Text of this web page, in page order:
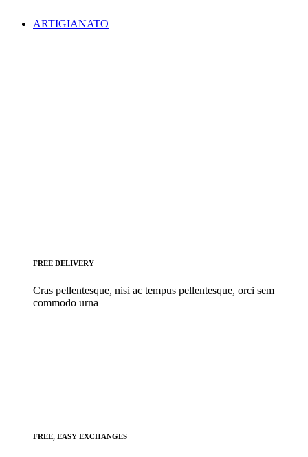
ARTIGIANATO
FREE DELIVERY
Cras pellentesque, nisi ac tempus pellentesque, orci sem
commodo urna
FREE, EASY EXCHANGES